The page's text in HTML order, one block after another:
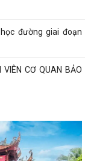
đường giai đoạn
CƠ QUAN BẢO
sinh hoạt tại nguồn,
cân bằng giới tính